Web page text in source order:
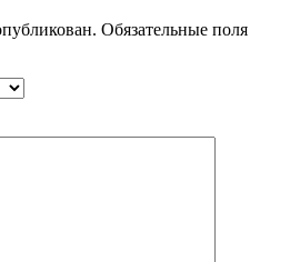
Обязательные поля